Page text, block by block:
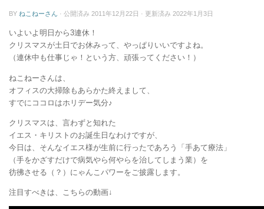
BY ねこねーさん · 公開済み 2011年12月22日 · 更新済み 2022年1月3日
いよいよ明日から3連休！
クリスマスが土日でお休みって、やっぱりいいですよね。
（連休中も仕事じゃ！という方、頑張ってください！）
ねこねーさんは、
オフィスの大掃除もあらかた終えまして、
すでにココロはホリデー気分♪
クリスマスは、言わずと知れた
イエス・キリストのお誕生日なわけですが、
今日は、そんなイエス様が生前に行ったであろう「手あて療法」
（手をかざすだけで病気やら何やらを治してしまう業）を
彷彿させる（？）にゃんこパワーをご披露します。
注目すべきは、こちらの動画↓